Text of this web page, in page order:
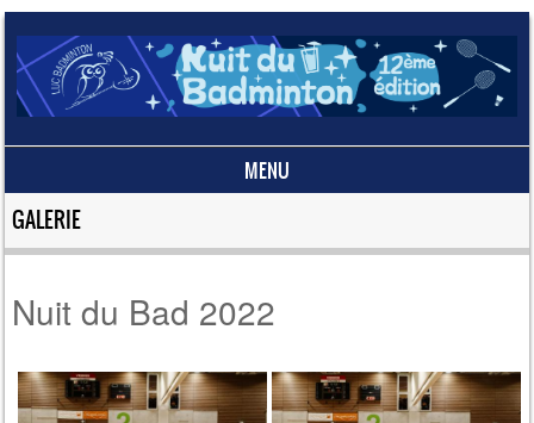
MENU
Skip to content
GALERIE
Nuit du Bad 2022